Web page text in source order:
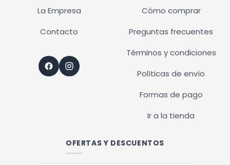
La Empresa
Contacto
Cómo comprar
Preguntas frecuentes
Términos y condiciones
Políticas de envío
Formas de pago
Ir a la tienda
OFERTAS Y DESCUENTOS